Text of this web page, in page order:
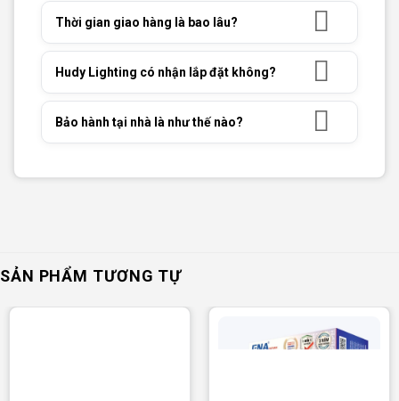
Thời gian giao hàng là bao lâu?
Hudy Lighting có nhận lắp đặt không?
Bảo hành tại nhà là như thế nào?
SẢN PHẨM TƯƠNG TỰ